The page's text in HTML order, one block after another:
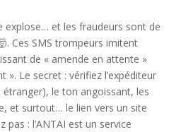
explose… et les fraudeurs sont de
Ces SMS trompeurs imitent
de « amende en attente »
». Le secret : vérifiez l’expéditeur
le ton angoissant, les
et surtout… le lien vers un site
pas : l’ANTAI est un service